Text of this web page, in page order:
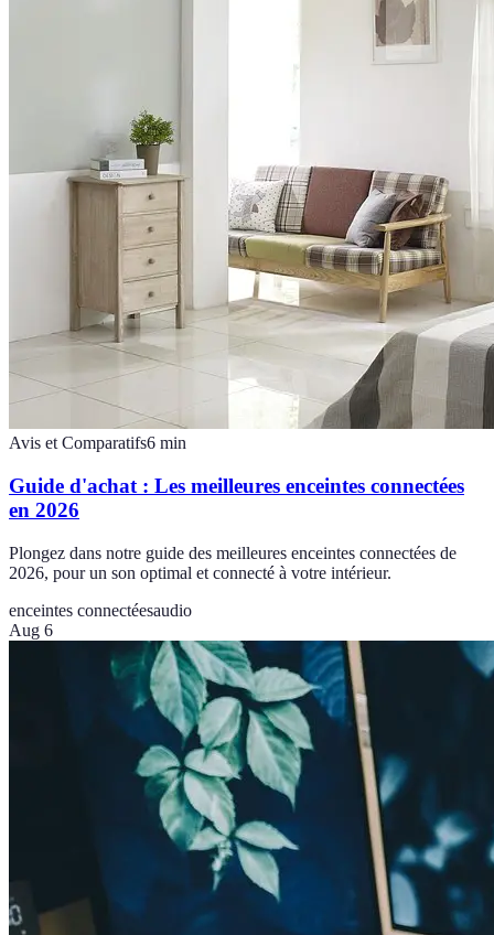
Avis et Comparatifs6 min
Guide d'achat : Les meilleures enceintes connectées
en 2026
Plongez dans notre guide des meilleures enceintes connectées de
2026, pour un son optimal et connecté à votre intérieur.
enceintes connectéesaudio
Aug 6